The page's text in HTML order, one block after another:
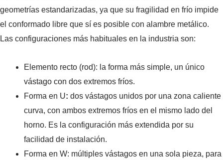
geometrías estandarizadas, ya que su fragilidad en frío impide
el conformado libre que sí es posible con alambre metálico.
Las configuraciones más habituales en la industria son:
Elemento recto (rod): la forma más simple, un único
vástago con dos extremos fríos.
Forma en U: dos vástagos unidos por una zona caliente
curva, con ambos extremos fríos en el mismo lado del
horno. Es la configuración más extendida por su
facilidad de instalación.
Forma en W: múltiples vástagos en una sola pieza, para